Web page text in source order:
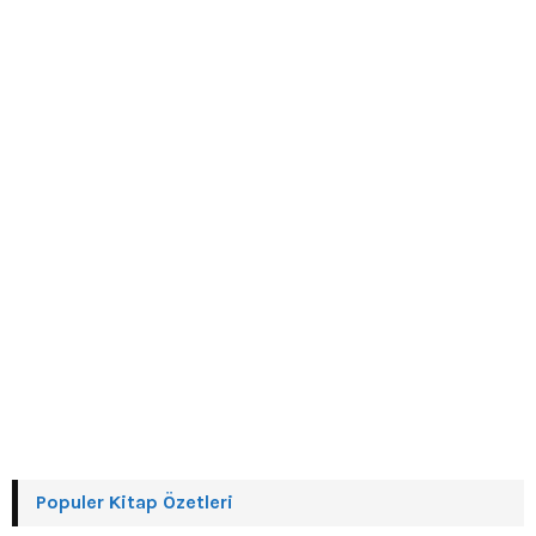
Populer Kitap Özetleri